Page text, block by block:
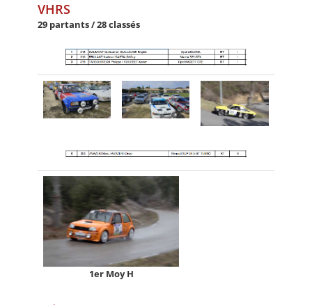
VHRS
29 partants / 28 classés
1er Moy H